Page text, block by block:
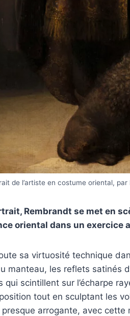
de l’artiste en costume oriental,
Rembrandt se met en
oriental dans un exercice
sa virtuosité technique
manteau, les reflets satinés
qui scintillent sur l’écharpe
tout en sculptant les
arrogante, avec